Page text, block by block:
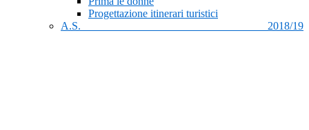
Progettazione itinerari turistici
A.S. 2018/19